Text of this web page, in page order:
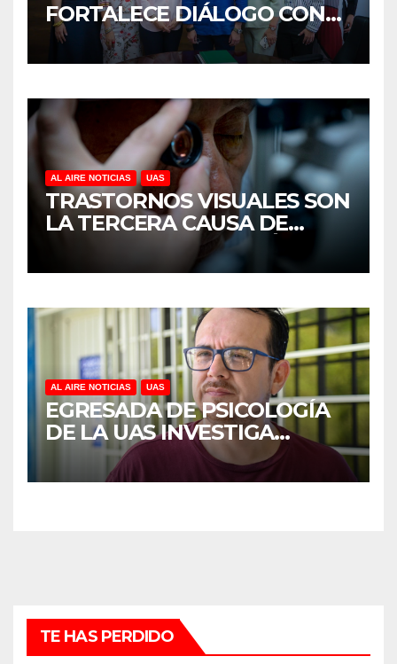
FORTALECE DIÁLOGO CON
MUJERES EMPRESARIAS DE
CULIACÁN
AL AIRE NOTICIAS UAS
TRASTORNOS VISUALES SON
LA TERCERA CAUSA DE
DISCAPACIDAD EN MÉXICO,
REVELA ESTUDIO DEL
AL AIRE NOTICIAS UAS
EGRESADA DE PSICOLOGÍA
DE LA UAS INVESTIGA
DUELO ANTICIPADO Y
SOBRECARGA EN
TE HAS PERDIDO